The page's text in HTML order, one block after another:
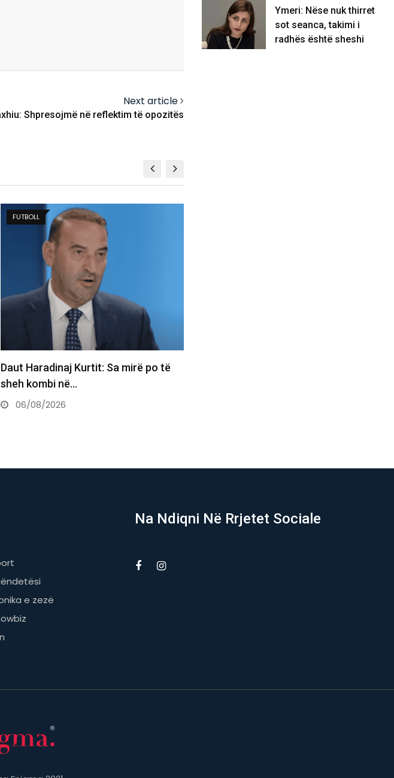
Next article
Shpresojmë në reflektim të opozitës
FUTBOLL
Kjo legjendë e futbollit mund ta marrë
postin e Infantinos…
06/08/2026
Ymeri: Nëse nuk thirret
sot seanca, takimi i
radhës është sheshi
e zezë
Na Ndiqni Në Rrjetet Sociale